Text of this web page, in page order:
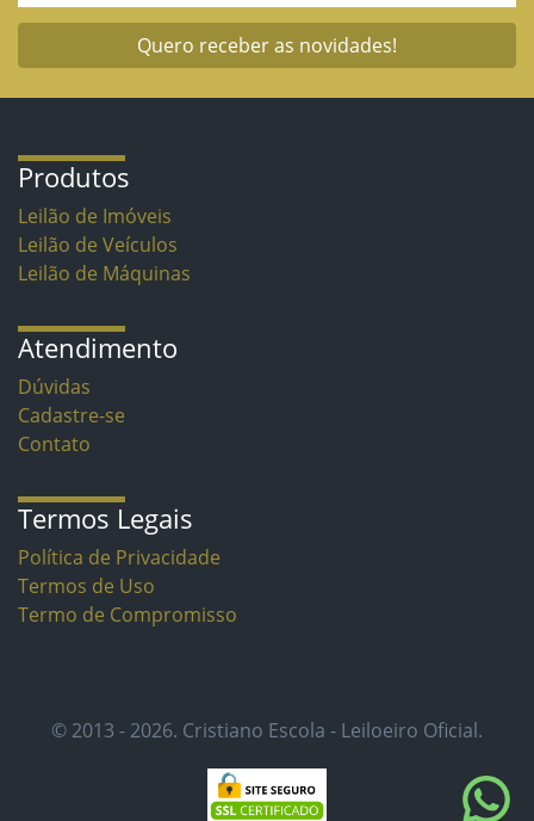
Quero receber as novidades!
Produtos
Leilão de Imóveis
Leilão de Veículos
Leilão de Máquinas
Atendimento
Dúvidas
Cadastre-se
Contato
Termos Legais
Política de Privacidade
Termos de Uso
Termo de Compromisso
© 2013 - 2026. Cristiano Escola - Leiloeiro Oficial.